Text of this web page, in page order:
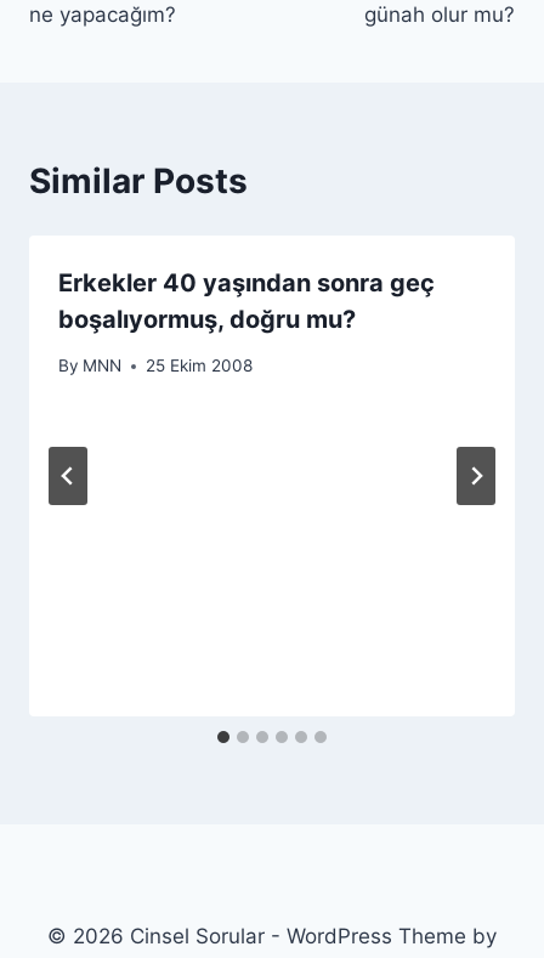
ne yapacağım?
günah olur mu?
Similar Posts
Erkekler 40 yaşından sonra geç
boşalıyormuş, doğru mu?
By MNN 25 Ekim 2008
© 2026 Cinsel Sorular - WordPress Theme by